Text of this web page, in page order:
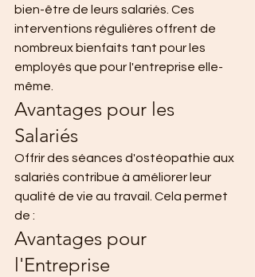
bien-être de leurs salariés. Ces
interventions régulières offrent de
nombreux bienfaits tant pour les
employés que pour l'entreprise elle-
même.
Avantages pour les
Salariés
Offrir des séances d'ostéopathie aux
salariés contribue à améliorer leur
qualité de vie au travail. Cela permet
de :
Avantages pour
l'Entreprise